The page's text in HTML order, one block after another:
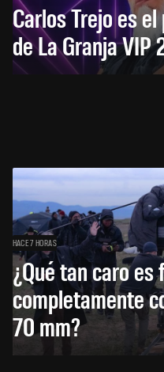
Carlos Trejo es
de La Granja VIP
HACE 7 HORAS
¿Qué tan caro
completamente
70 mm?